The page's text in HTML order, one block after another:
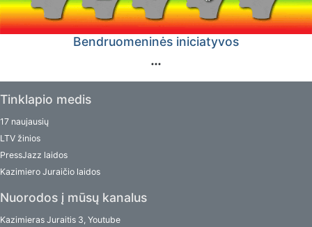
Bendruomeninės iniciatyvos
Tinklapio medis
17 naujausių
LTV žinios
PressJazz laidos
Kazimiero Juraičio laidos
Nuorodos į mūsų kanalus
Kazimieras Juraitis 3, Youtube